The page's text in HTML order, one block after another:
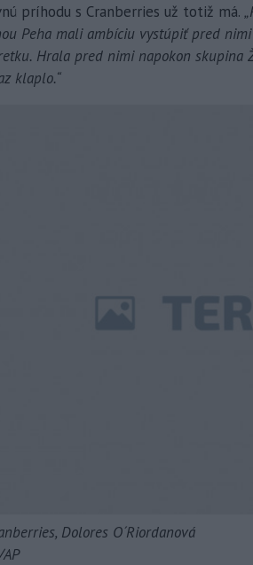
príhodu s Cranberries už totiž má.
Peha mali ambíciu vystúpiť pred
Hrala pred nimi napokon skupina
klaplo.“
Dolores O´Riordanová